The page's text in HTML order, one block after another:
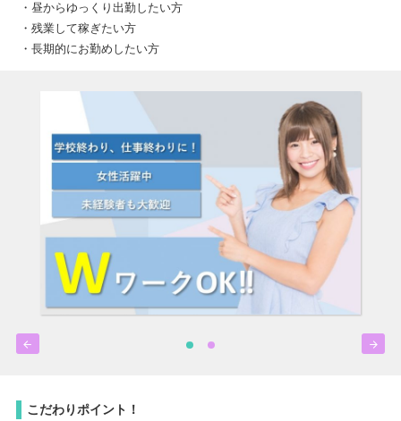
・昼からゆっくり出勤したい方
・残業して稼ぎたい方
・長期的にお勤めしたい方
 
こだわりポイント！